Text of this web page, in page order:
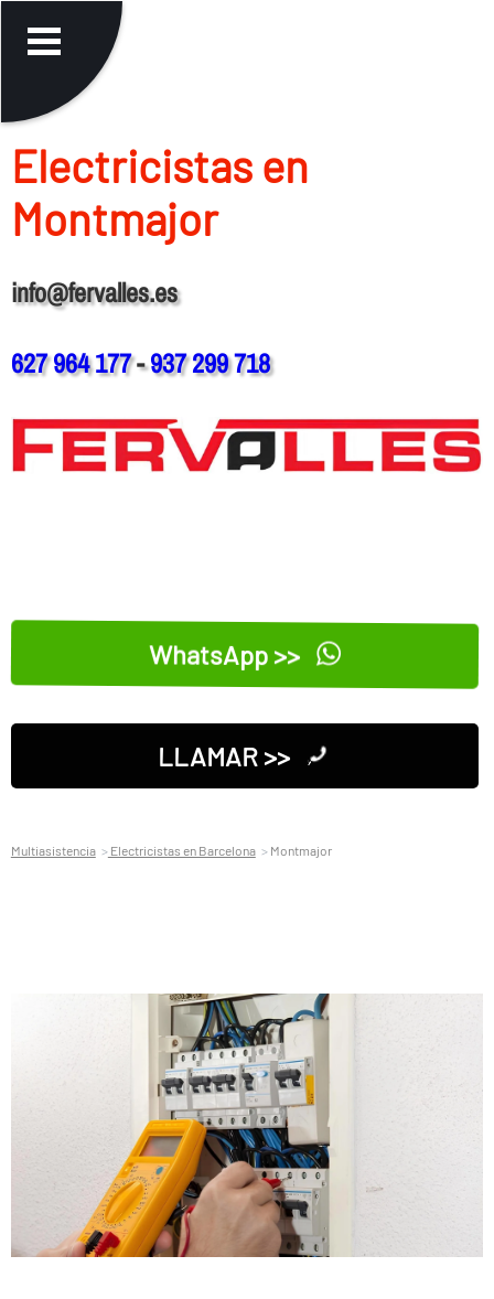
Electricistas en
Montmajor
info@fervalles.es
627 964 177-937 299 718
WhatsApp >>
LLAMAR >>
Multiasistencia Electricistas en Barcelona Montmajor